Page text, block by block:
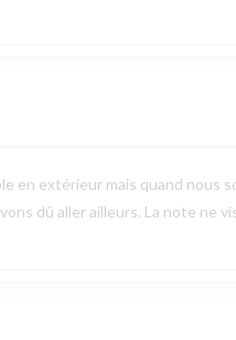
en extérieur mais quand nous
dû aller ailleurs. La note ne